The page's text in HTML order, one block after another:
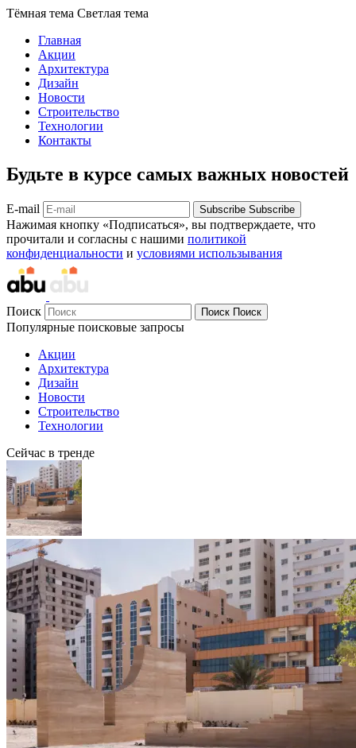
Тёмная тема Светлая тема
Главная
Акции
Архитектура
Дизайн
Новости
Строительство
Технологии
Контакты
Будьте в курсе самых важных новостей
E-mail Subscribe Subscribe
Нажимая кнопку «Подписаться», вы подтверждаете, что
прочитали и согласны с нашими политикой
конфиденциальности и условиями использывания
Поиск Поиск Поиск
Популярные поисковые запросы
Акции
Архитектура
Дизайн
Новости
Строительство
Технологии
Сейчас в тренде